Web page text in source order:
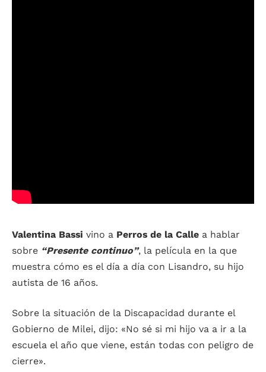
Valentina Bassi vino a Perros de la Calle a hablar
sobre “Presente continuo”, la película en la que
muestra cómo es el día a día con Lisandro, su hijo
autista de 16 años.
Sobre la situación de la Discapacidad durante el
Gobierno de Milei, dijo: «No sé si mi hijo va a ir a la
escuela el año que viene, están todas con peligro de
cierre».